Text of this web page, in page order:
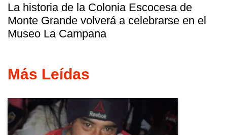
La historia de la Colonia Escocesa de
Monte Grande volverá a celebrarse en el
Museo La Campana
Más Leídas